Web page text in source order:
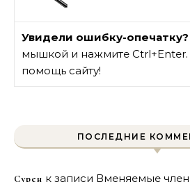
Увидели ошибку-опечатку?
мышкой и нажмите Ctrl+Enter.
помощь сайту!
ПОСЛЕДНИЕ
Сурен к записи Вменяемые